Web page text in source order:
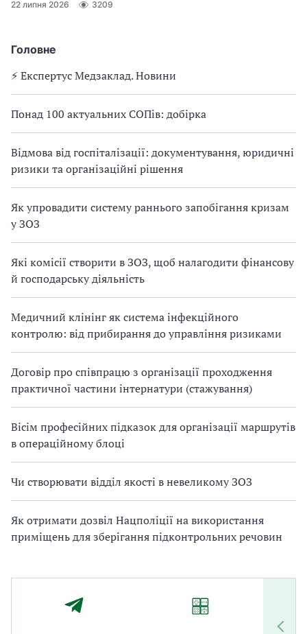
Головне
⚡️ Експертус Медзаклад. Новини
Понад 100 актуальних СОПів: добірка
Відмова від госпіталізації: документування, юридичні
ризики та організаційні рішення
Як упровадити систему раннього запобігання кризам
у ЗОЗ
Які комісії створити в ЗОЗ, щоб налагодити фінансову
й господарську діяльність
Медичний клінінг як система інфекційного
контролю: від прибирання до управління ризиками
Договір про співпрацю з організації проходження
практичної частини інтернатури (стажування)
Вісім професійних підказок для організації маршрутів
в операційному блоці
Чи створювати відділ якості в невеликому ЗОЗ
Як отримати дозвіл Нацполіції на використання
приміщень для зберігання підконтрольних речовин
22 липня 2026 3209